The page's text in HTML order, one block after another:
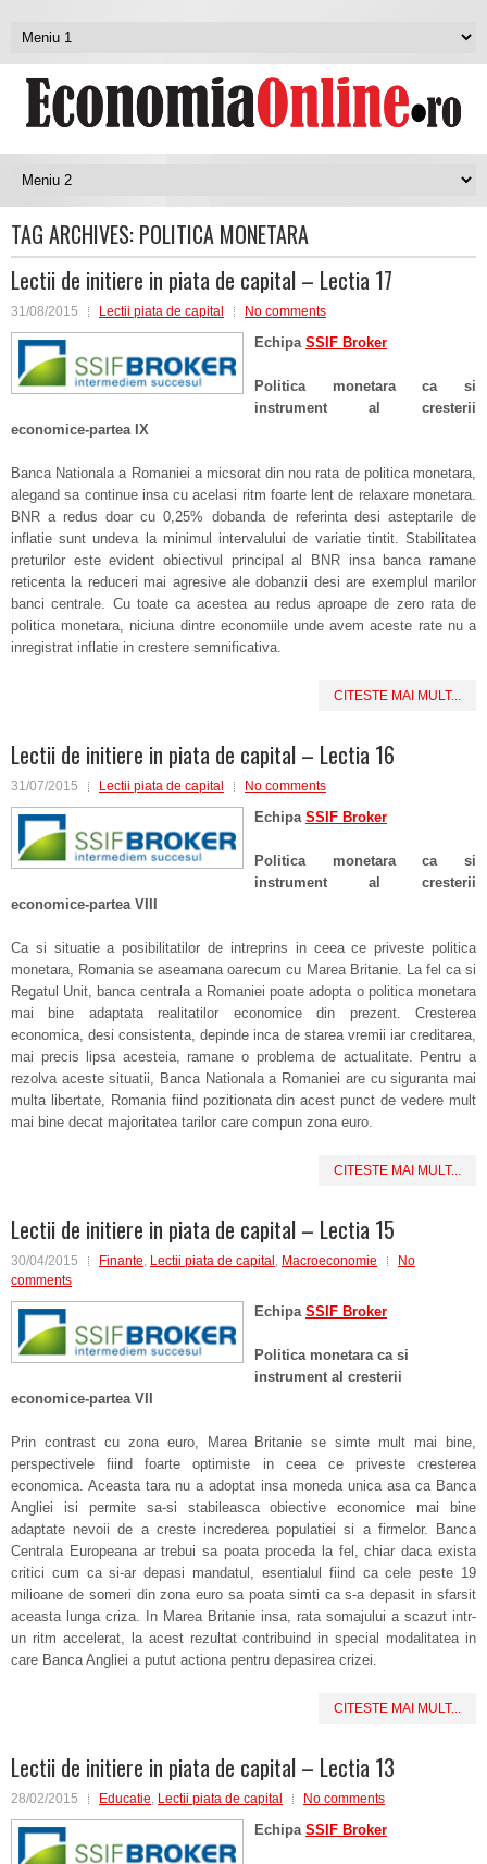
TAG ARCHIVES: POLITICA MONETARA
Lectii de initiere in piata de capital – Lectia 17
31/08/2015 Lectii piata de capital No comments
Echipa SSIF Broker
Politica monetara ca si
instrument al cresterii
economice-partea IX
Banca Nationala a Romaniei a micsorat din nou rata de politica monetara,
alegand sa continue insa cu acelasi ritm foarte lent de relaxare monetara.
BNR a redus doar cu 0,25% dobanda de referinta desi asteptarile de
inflatie sunt undeva la minimul intervalului de variatie tintit. Stabilitatea
preturilor este evident obiectivul principal al BNR insa banca ramane
reticenta la reduceri mai agresive ale dobanzii desi are exemplul marilor
banci centrale. Cu toate ca acestea au redus aproape de zero rata de
politica monetara, niciuna dintre economiile unde avem aceste rate nu a
inregistrat inflatie in crestere semnificativa.
CITESTE MAI MULT...
Lectii de initiere in piata de capital – Lectia 16
31/07/2015 Lectii piata de capital No comments
Echipa SSIF Broker
Politica monetara ca si
instrument al cresterii
economice-partea VIII
Ca si situatie a posibilitatilor de intreprins in ceea ce priveste politica
monetara, Romania se aseamana oarecum cu Marea Britanie. La fel ca si
Regatul Unit, banca centrala a Romaniei poate adopta o politica monetara
mai bine adaptata realitatilor economice din prezent. Cresterea
economica, desi consistenta, depinde inca de starea vremii iar creditarea,
mai precis lipsa acesteia, ramane o problema de actualitate. Pentru a
rezolva aceste situatii, Banca Nationala a Romaniei are cu siguranta mai
multa libertate, Romania fiind pozitionata din acest punct de vedere mult
mai bine decat majoritatea tarilor care compun zona euro.
CITESTE MAI MULT...
Lectii de initiere in piata de capital – Lectia 15
30/04/2015 Finante, Lectii piata de capital , Macroeconomie
No
comments
Echipa SSIF Broker
Politica monetara ca si
instrument al cresterii
economice-partea VII
Prin contrast cu zona euro, Marea Britanie se simte mult mai bine,
perspectivele fiind foarte optimiste in ceea ce priveste cresterea
economica. Aceasta tara nu a adoptat insa moneda unica asa ca Banca
Angliei isi permite sa-si stabileasca obiective economice mai bine
adaptate nevoii de a creste increderea populatiei si a firmelor. Banca
Centrala Europeana ar trebui sa poata proceda la fel, chiar daca exista
critici cum ca si-ar depasi mandatul, esentialul fiind ca cele peste 19
milioane de someri din zona euro sa poata simti ca s-a depasit in sfarsit
aceasta lunga criza. In Marea Britanie insa, rata somajului a scazut intr-
un ritm accelerat, la acest rezultat contribuind in special modalitatea in
care Banca Angliei a putut actiona pentru depasirea crizei.
CITESTE MAI MULT...
Lectii de initiere in piata de capital – Lectia 13
28/02/2015 Educatie, Lectii piata de capital No comments
Echipa SSIF Broker